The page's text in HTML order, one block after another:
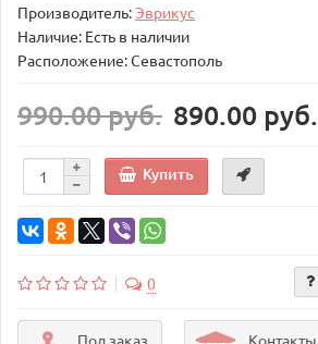
Производитель:Эврикус
Наличие: Есть в наличии
Расположение: Севастополь
990.00 руб. 890.00 руб.
Купить
0
Под заказ Контакты